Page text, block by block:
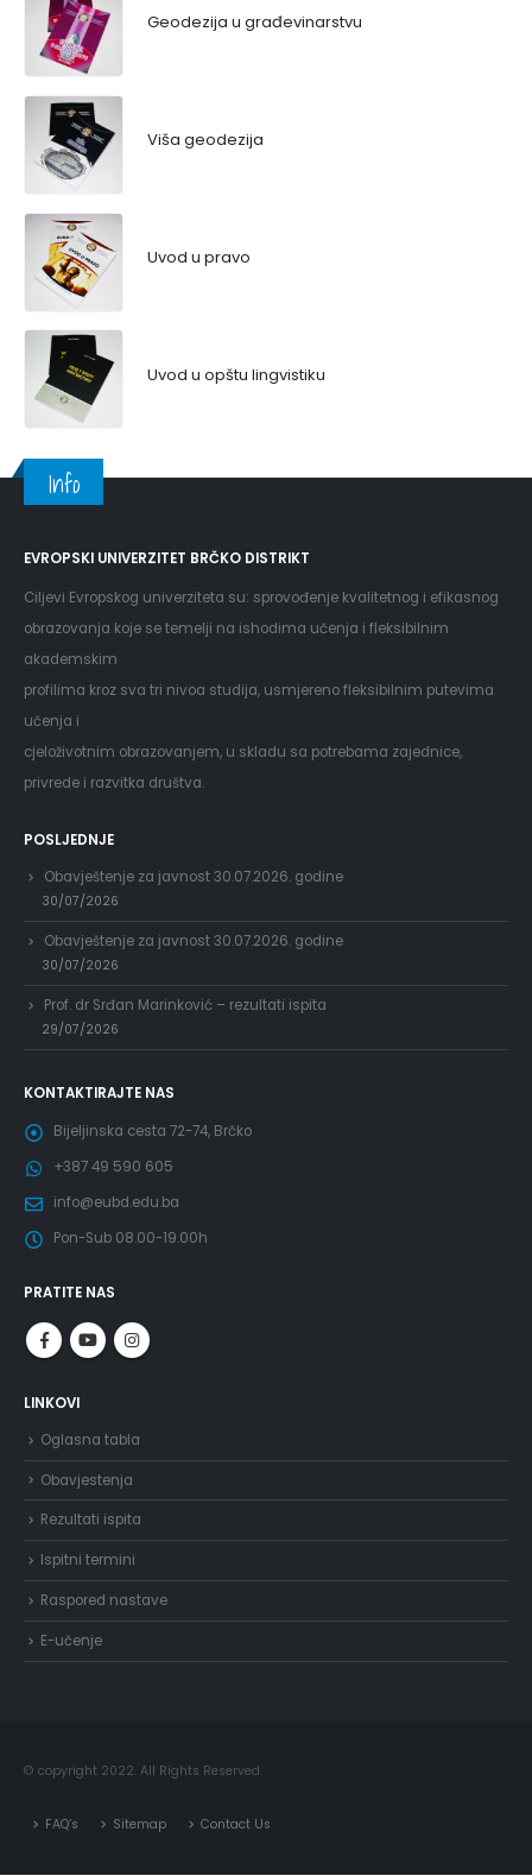
Geodezija u građevinarstvu
Viša geodezija
Uvod u pravo
Uvod u opštu lingvistiku
Info
EVROPSKI UNIVERZITET BRČKO DISTRIKT
Ciljevi Evropskog univerziteta su: sprovođenje kvalitetnog i efikasnog
obrazovanja koje se temelji na ishodima učenja i fleksibilnim
akademskim
profilima kroz sva tri nivoa studija, usmjereno fleksibilnim putevima
učenja i
cjeloživotnim obrazovanjem, u skladu sa potrebama zajednice,
privrede i razvitka društva.
POSLJEDNJE
Obavještenje za javnost 30.07.2026. godine
30/07/2026
Obavještenje za javnost 30.07.2026. godine
30/07/2026
Prof. dr Srđan Marinković – rezultati ispita
29/07/2026
KONTAKTIRAJTE NAS
Bijeljinska cesta 72-74, Brčko
+387 49 590 605
info@eubd.edu.ba
Pon-Sub 08.00-19.00h
PRATITE NAS
LINKOVI
Oglasna tabla
Obavjestenja
Rezultati ispita
Ispitni termini
Raspored nastave
E-učenje
© copyright 2022. All Rights Reserved.
FAQ’s Sitemap Contact Us